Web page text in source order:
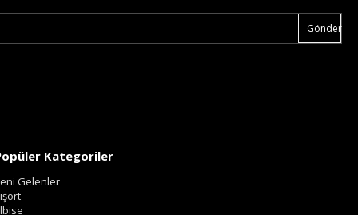
Gönder
Kategoriler
Gelenler